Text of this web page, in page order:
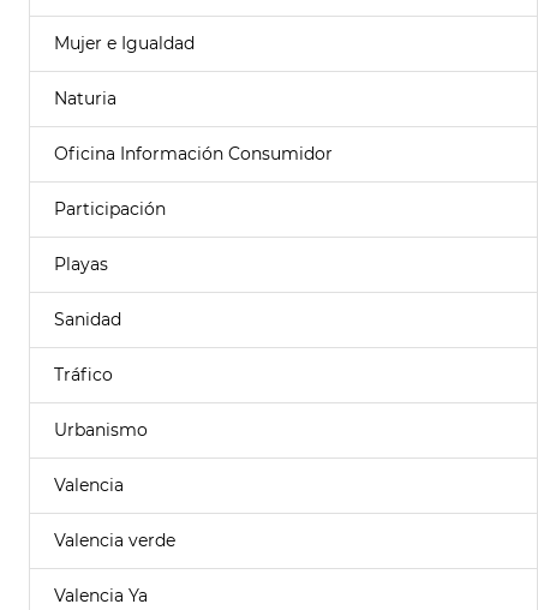
Mujer e Igualdad
Naturia
Oficina Información Consumidor
Participación
Playas
Sanidad
Tráfico
Urbanismo
Valencia
Valencia verde
Valencia Ya